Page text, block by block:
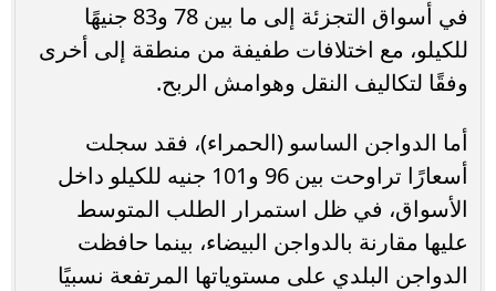
في أسواق التجزئة إلى ما بين 78 و83 جنيهًا
للكيلو، مع اختلافات طفيفة من منطقة إلى أخرى
وفقًا لتكاليف النقل وهوامش الربح.
أما الدواجن الساسو (الحمراء)، فقد سجلت
أسعارًا تراوحت بين 96 و101 جنيه للكيلو داخل
الأسواق، في ظل استمرار الطلب المتوسط
عليها مقارنة بالدواجن البيضاء، بينما حافظت
الدواجن البلدي على مستوياتها المرتفعة نسبيًا